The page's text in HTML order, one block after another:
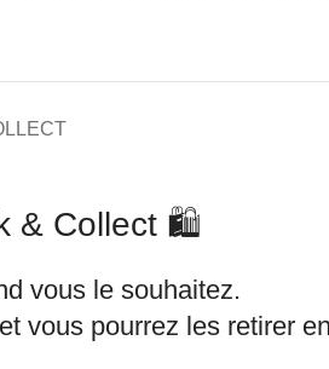
& Collect 🛍️
vous le souhaitez.
vous pourrez les retirer